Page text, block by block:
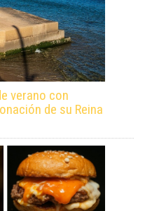
verano con
de su Reina